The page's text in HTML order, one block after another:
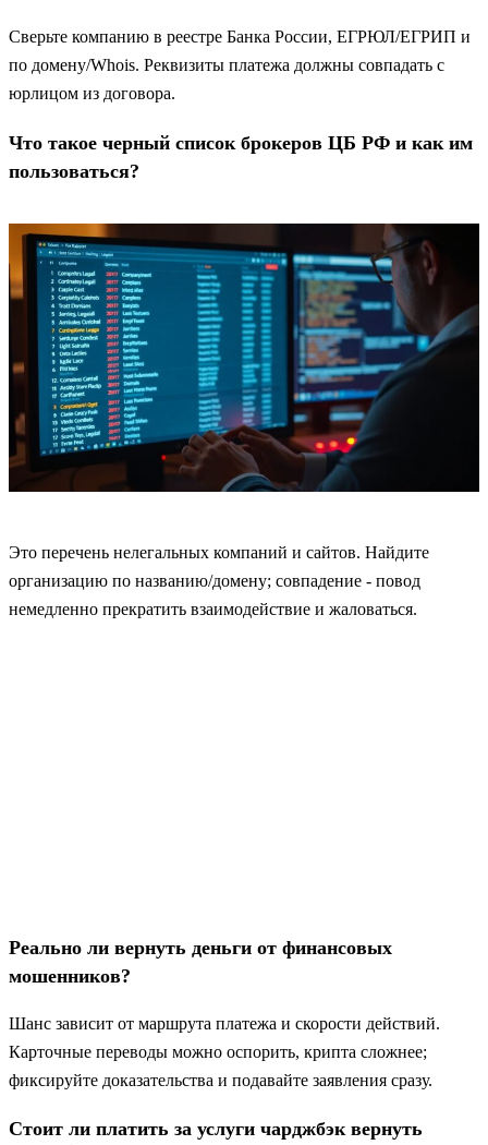
Сверьте компанию в реестре Банка России, ЕГРЮЛ/ЕГРИП и
по домену/Whois. Реквизиты платежа должны совпадать с
юрлицом из договора.
Что такое черный список брокеров ЦБ РФ и как им
пользоваться?
Это перечень нелегальных компаний и сайтов. Найдите
организацию по названию/домену; совпадение - повод
немедленно прекратить взаимодействие и жаловаться.
Реально ли вернуть деньги от финансовых
мошенников?
Шанс зависит от маршрута платежа и скорости действий.
Карточные переводы можно оспорить, крипта сложнее;
фиксируйте доказательства и подавайте заявления сразу.
Стоит ли платить за услуги чарджбэк вернуть